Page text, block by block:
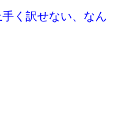
く訳せない、なん